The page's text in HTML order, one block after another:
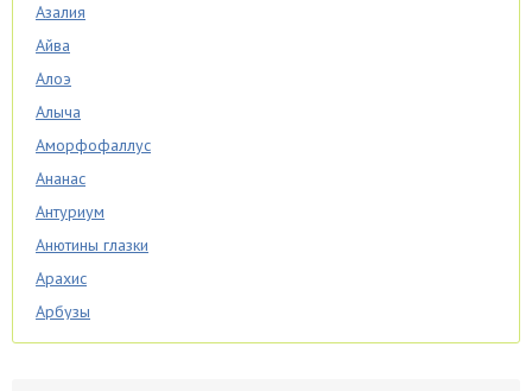
Азалия
Айва
Алоэ
Алыча
Аморфофаллус
Ананас
Антуриум
Анютины глазки
Арахис
Арбузы
Аспарагус